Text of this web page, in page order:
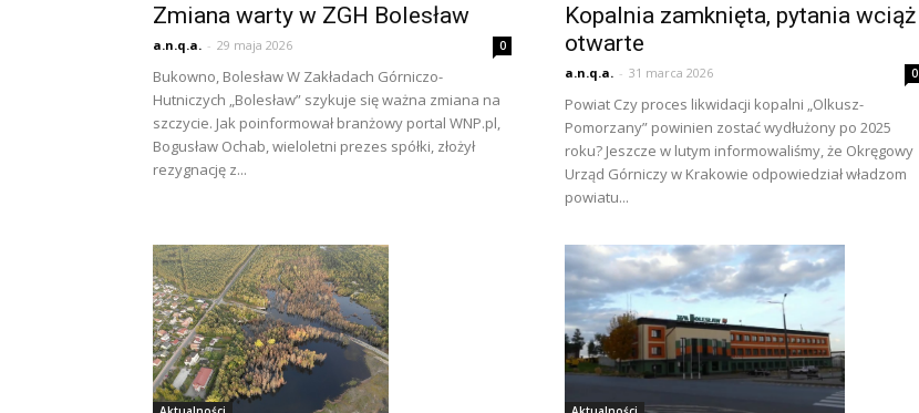
Zmiana warty w ZGH Bolesław
a.n.q.a. - 29 maja 2026 0
Bukowno, Bolesław W Zakładach Górniczo-
Hutniczych „Bolesław” szykuje się ważna zmiana na
szczycie. Jak poinformował branżowy portal WNP.pl,
Bogusław Ochab, wieloletni prezes spółki, złożył
rezygnację z...
Kopalnia zamknięta, pytania wciąż
otwarte
a.n.q.a. - 31 marca 2026 0
Powiat Czy proces likwidacji kopalni „Olkusz-
Pomorzany” powinien zostać wydłużony po 2025
roku? Jeszcze w lutym informowaliśmy, że Okręgowy
Urząd Górniczy w Krakowie odpowiedział władzom
powiatu...